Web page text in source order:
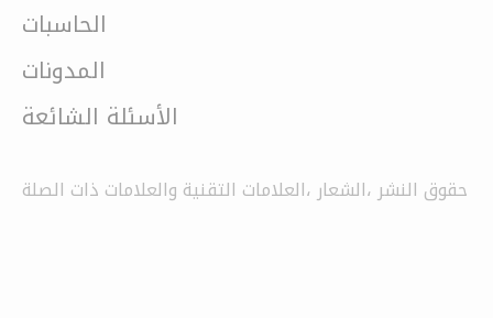
الحاسبات
المدونات
الأسئلة الشائعة
حقوق النشر ،الشعار ،العلامات التقنية والعلامات ذات الصلة